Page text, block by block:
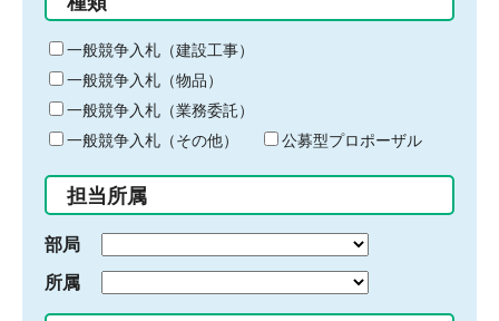
る
キ
ー
ワ
ー
ド
入
力
一般競争入札（建設工事）
一般競争入札（物品）
一般競争入札（業務委託）
一般競争入札（その他）
公募型プロポーザル
担当所属
部局
所属